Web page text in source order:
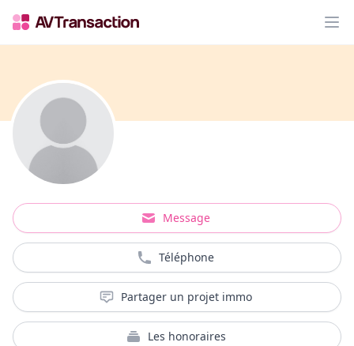
Message
Téléphone
Partager un projet immo
Les honoraires